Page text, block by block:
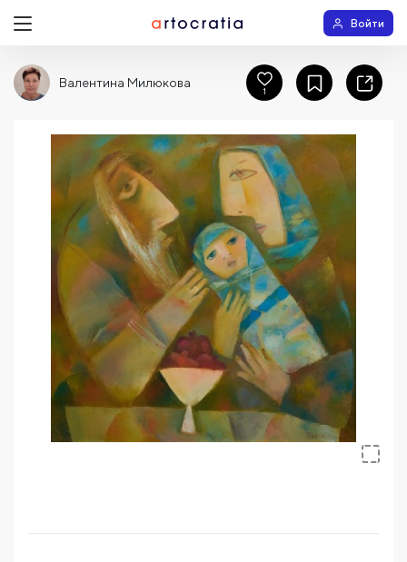
Войти
Валентина Милюкова
1